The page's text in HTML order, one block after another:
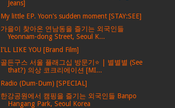
Jeans]
My little EP. Yoon's sudden moment [STAY:SEE]
가을이 찾아온 연남동을 즐기는 외국인들
Yeonnam-dong Street, Seoul K...
I’LL LIKE YOU [Brand Film]
골든구스 서울 플래그십 방문기⭐️ | 별별별 (See
that?) 의상 코크리에이션 [MI...
Radio (Dum-Dum) [SPECIAL]
한강공원에서 캠핑을 즐기는 외국인들 Banpo
Hangang Park, Seoul Korea